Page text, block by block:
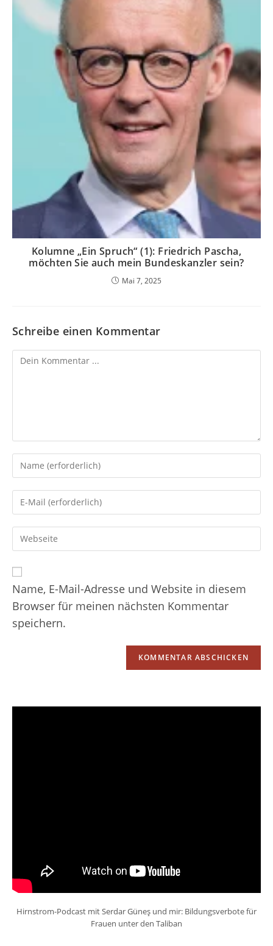
Kolumne „Ein Spruch“ (1): Friedrich Pascha,
möchten Sie auch mein Bundeskanzler sein?
Mai 7, 2025
Schreibe einen Kommentar
Kommentieren
deinen
oder
Benutzernamen
zum
Kommentieren
ein
deine
Mail-
Adresse
Kommentieren
ein
deine
ein
Name, E-Mail-Adresse und Website in diesem
Browser für meinen nächsten Kommentar
speichern.
Hirnstrom-Podcast mit Serdar Güneş und mir: Bildungsverbote für
Frauen unter den Taliban